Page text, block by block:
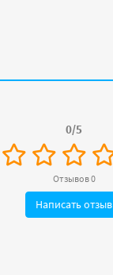
0/5
Отзывов 0
Написать отзыв